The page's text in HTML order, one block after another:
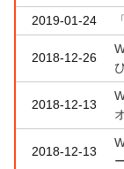
2019-01-24
2018-12-26
2018-12-13
2018-12-13